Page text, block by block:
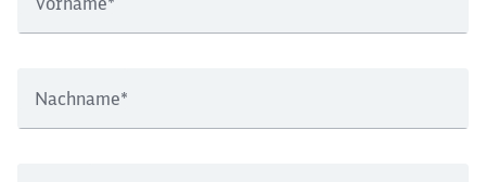
Nachname*